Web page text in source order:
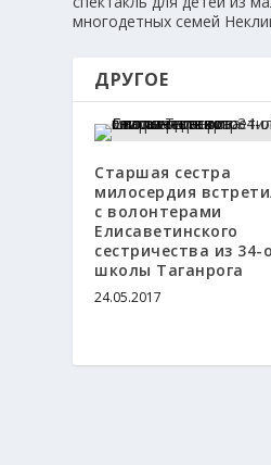
многодетных семей
ДРУГОЕ
Старшая сестра
милосердия
с волонтерами
Елисаветинского
сестричества из 34-
школы Таганрога
24.05.2017